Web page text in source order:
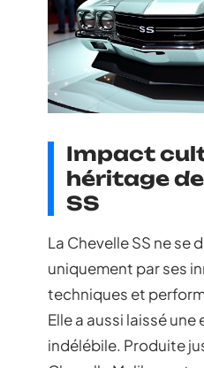
Impact
héritage
SS
La Chevelle SS ne se
uniquement par ses
techniques et
Elle a aussi laissé
indélébile. Produite